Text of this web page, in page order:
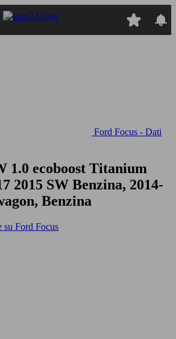
Ford Focus - Dati
1.0 ecoboost Titanium
2015 SW Benzina, 2014-
Benzina
Ford Focus